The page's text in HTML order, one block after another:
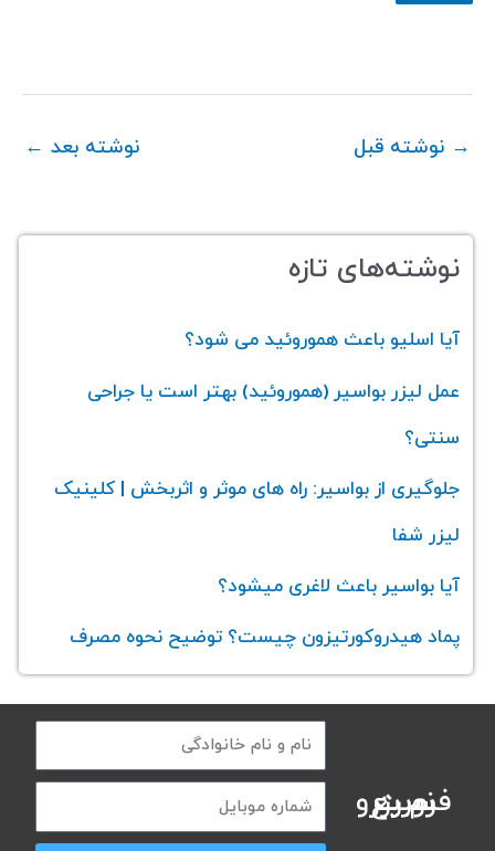
→ نوشته قبل نوشته بعد ←
نوشته‌های تازه
آیا اسلیو باعث هموروئید می‌ شود؟
عمل لیزر بواسیر (هموروئید) بهتر است یا جراحی
سنتی؟
جلوگیری از بواسیر: راه های موثر و اثربخش | کلینیک
لیزر شفا
آیا بواسیر باعث لاغری میشود؟
پماد هیدروکورتیزون چیست؟ توضیح نحوه مصرف
فرم رزرو سریع نوبت